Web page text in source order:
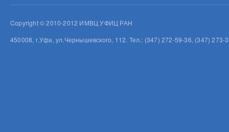
Copyright © 2010-2012 ИМВЦ УФИЦ РАН
450008, г.Уфа, ул.Чернышевского, 112. Тел.: (347) 272-59-36, (347)